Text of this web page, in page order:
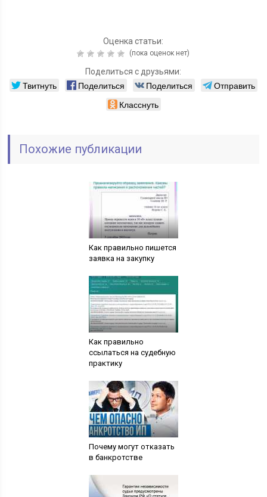
Оценка статьи:
(пока оценок нет)
Поделиться с друзьями:
Твитнуть Поделиться Поделиться
Отправить
Класснуть
Похожие публикации
Как правильно пишется
заявка на закупку
Как правильно
ссылаться на судебную
практику
Почему могут отказать
в банкротстве